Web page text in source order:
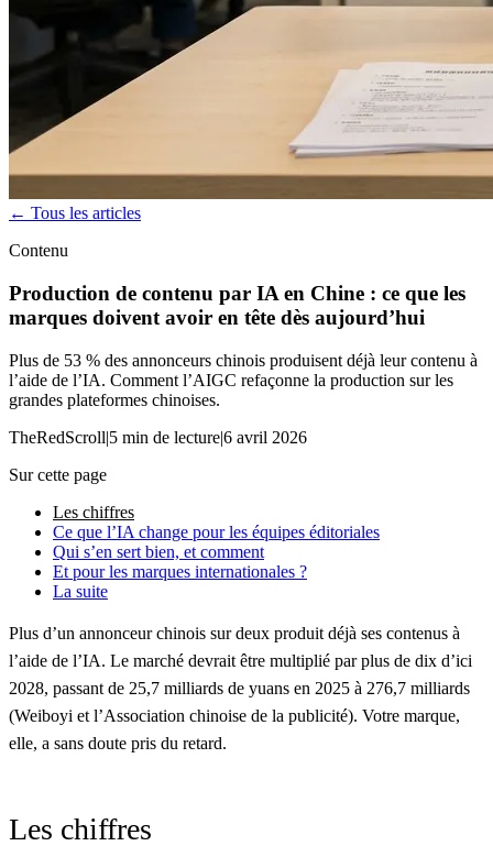
← Tous les articles
Contenu
Production de contenu par IA en Chine : ce que les
marques doivent avoir en tête dès aujourd’hui
Plus de 53 % des annonceurs chinois produisent déjà leur contenu à
l’aide de l’IA. Comment l’AIGC refaçonne la production sur les
grandes plateformes chinoises.
TheRedScroll|5 min de lecture|6 avril 2026
Sur cette page
Les chiffres
Ce que l’IA change pour les équipes éditoriales
Qui s’en sert bien, et comment
Et pour les marques internationales ?
La suite
Plus d’un annonceur chinois sur deux produit déjà ses contenus à
l’aide de l’IA. Le marché devrait être multiplié par plus de dix d’ici
2028, passant de 25,7 milliards de yuans en 2025 à 276,7 milliards
(Weiboyi et l’Association chinoise de la publicité). Votre marque,
elle, a sans doute pris du retard.
Les chiffres